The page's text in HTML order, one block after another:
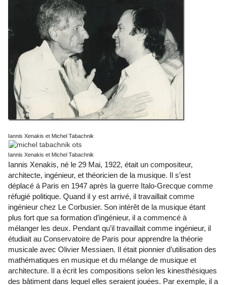
Iannis Xenakis et Michel Tabachnik
Iannis Xenakis et Michel Tabachnik
Iannis Xenakis, né le 29 Mai, 1922, était un compositeur,
architecte, ingénieur, et théoricien de la musique. Il s’est
déplacé á Paris en 1947 après la guerre Italo-Grecque comme
réfugié politique. Quand il y est arrivé, il travaillait comme
ingénieur chez Le Corbusier. Son intérêt de la musique étant
plus fort que sa formation d’ingénieur, il a commencé à
mélanger les deux. Pendant qu’il travaillait comme ingénieur, il
étudiait au Conservatoire de Paris pour apprendre la théorie
musicale avec Olivier Messiaen. Il était pionnier d’utilisation des
mathématiques en musique et du mélange de musique et
architecture. Il a écrit les compositions selon les kinesthésiques
des bâtiment dans lequel elles seraient jouées. Par exemple, il a